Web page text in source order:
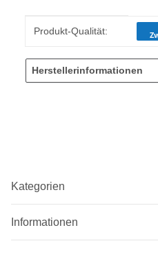
Produkteigenschaft
Wert
Produkt-Qualität:
Herstellerinformationen
Kategorien
Informationen